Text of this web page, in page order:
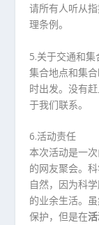
请所有人听从
理条例。
5.关于交通和集
集合地点和集
时出发。没有
于我们联系。
6.活动责任
本次活动是一
的网友聚会。
自然，因为科
的业余生活。
保护，但是在